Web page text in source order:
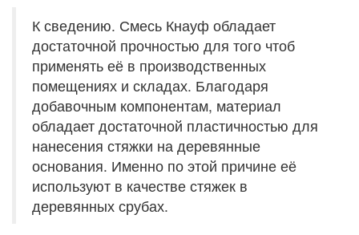
К сведению. Смесь Кнауф обладает
достаточной прочностью для того чтоб
применять её в производственных
помещениях и складах. Благодаря
добавочным компонентам, материал
обладает достаточной пластичностью для
нанесения стяжки на деревянные
основания. Именно по этой причине её
используют в качестве стяжек в
деревянных срубах.